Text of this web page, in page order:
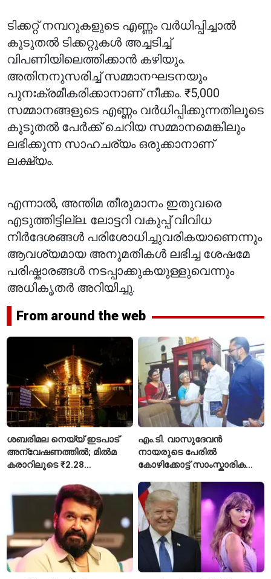
ടിക്കറ്റ് നമ്പറുകളുടെ എണ്ണം വർധിപ്പിച്ചാൽ
കൂടുതൽ ടിക്കറ്റുകൾ അച്ചടിച്ച്
വിപണിയിലെത്തിക്കാൻ കഴിയും.
അതിനനുസരിച്ച് സമ്മാനഘടനയും
പുനഃക്രമീകരിക്കാനാണ് നീക്കം. ₹5,000
സമ്മാനങ്ങളുടെ എണ്ണം വർധിപ്പിക്കുന്നതിലൂടെ
കൂടുതൽ പേർക്ക് ചെറിയ സമ്മാനമെങ്കിലും
ലഭിക്കുന്ന സാഹചര്യം ഒരുക്കാനാണ്
ലക്ഷ്യം.
എന്നാൽ, അന്തിമ തീരുമാനം ഇതുവരെ
എടുത്തിട്ടില്ല. ലോട്ടറി വകുപ്പ് വിവിധ
നിർദേശങ്ങൾ പരിശോധിച്ചുവരികയാണെന്നും
ആവശ്യമായ അനുമതികൾ ലഭിച്ച ശേഷമേ
പരിഷ്കാരങ്ങൾ നടപ്പാക്കുകയുള്ളുവെന്നും
അധികൃതർ അറിയിച്ചു.
From around the web
ശബരിമല നെയ്യ് ഇടപാട്
അന്വേഷണത്തിൽ; മിൽമ
കരാറിലൂടെ ₹2.28
എഫ്ഐആർ
എം.ടി. വാസുദേവൻ
നായരുടെ പേരിൽ
കോഴിക്കോട്ട് സാംസ്കാരിക
പ്രവർത്തനങ്ങൾക്ക് ₹50
കോടി